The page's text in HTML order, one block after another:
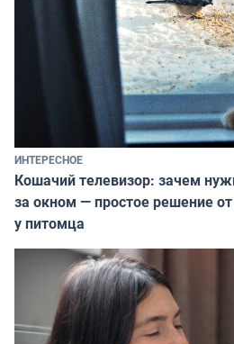
ИНТЕРЕСНОЕ
Кошачий телевизор: зачем
за окном — простое решение от
у питомца